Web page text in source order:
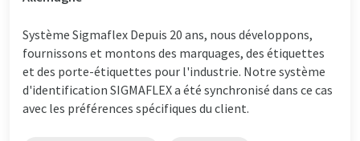
Système Sigmaflex Depuis 20 ans, nous développons,
fournissons et montons des marquages, des étiquettes
et des porte-étiquettes pour l'industrie. Notre système
d'identification SIGMAFLEX a été synchronisé dans ce cas
avec les préférences spécifiques du client.